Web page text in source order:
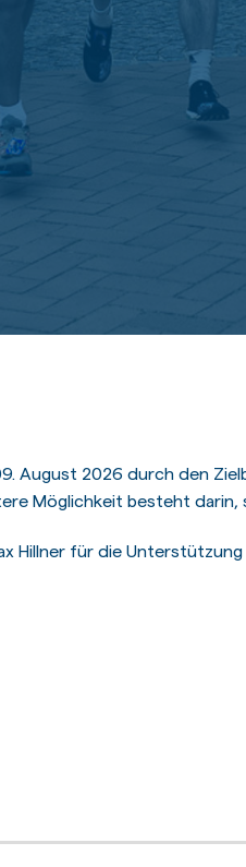
August 2026 durch den
Möglichkeit besteht
Hillner für die